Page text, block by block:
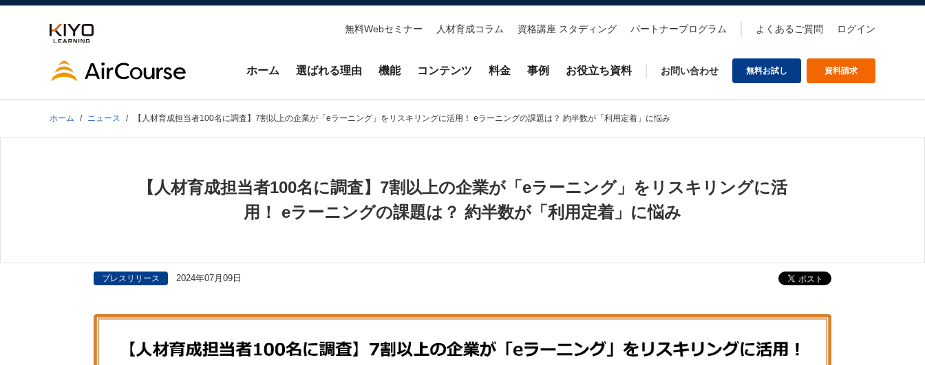
無料Webセミナー 人材育成コラム 資格講座 スタディング パートナープログラム よくあるご質問 ログイン
ホーム 選ばれる理由 機能 コンテンツ 料金 事例 お役立ち資料 お問い合わせ 無料お試し 資料請求
ホーム ニュース 【人材育成担当者100名に調査】7割以上の企業が「eラーニング」をリスキリングに活用！ eラーニングの課題は？ 約半数が「利用定着」に悩み
【人材育成担当者100名に調査】7割以上の企業が「eラーニング」をリスキリングに活
用！ eラーニングの課題は？ 約半数が「利用定着」に悩み
プレスリリース 2024年07月09日